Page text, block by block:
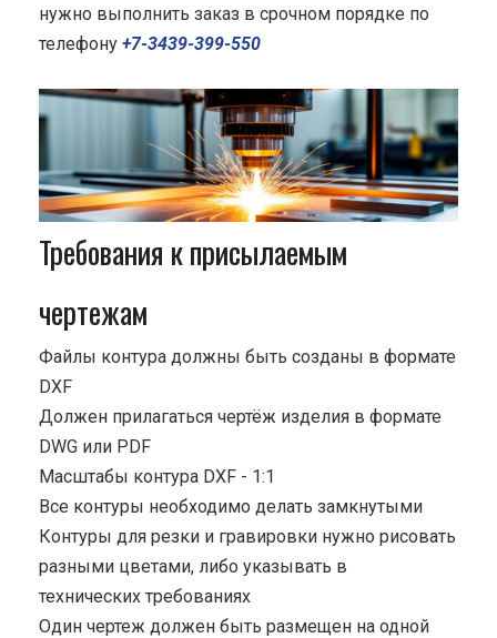
нужно выполнить заказ в срочном порядке по
телефону +7-3439-399-550
Требования к присылаемым
чертежам
Файлы контура должны быть созданы в формате
DXF
Должен прилагаться чертёж изделия в формате
DWG или PDF
Масштабы контура DXF - 1:1
Все контуры необходимо делать замкнутыми
Контуры для резки и гравировки нужно рисовать
разными цветами, либо указывать в
технических требованиях
Один чертеж должен быть размещен на одной